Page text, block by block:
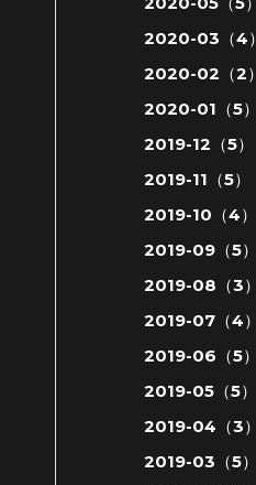
2020-03（4）
2020-02（2）
2020-01（5）
2019-12（5）
2019-11（5）
2019-10（4）
2019-09（5）
2019-08（3）
2019-07（4）
2019-06（5）
2019-05（5）
2019-04（3）
2019-03（5）